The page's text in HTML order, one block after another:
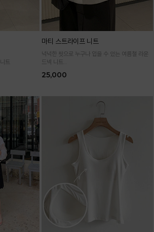
트
마티 스트라이프 니트
넉넉한 핏으로 누구나 입을 수 있는 여름철 라운
드넥 니트
입어요
25,000